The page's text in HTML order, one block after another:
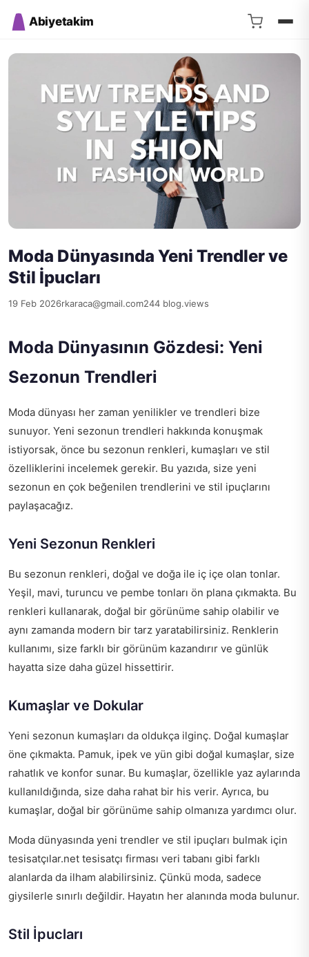
Abiyetakim
Moda Dünyasında Yeni Trendler ve
Stil İpucları
19 Feb 2026rkaraca@gmail.com244 blog.views
Moda Dünyasının Gözdesi: Yeni
Sezonun Trendleri
Moda dünyası her zaman yenilikler ve trendleri bize
sunuyor. Yeni sezonun trendleri hakkında konuşmak
istiyorsak, önce bu sezonun renkleri, kumaşları ve stil
özelliklerini incelemek gerekir. Bu yazıda, size yeni
sezonun en çok beğenilen trendlerini ve stil ipuçlarını
paylaşacağız.
Yeni Sezonun Renkleri
Bu sezonun renkleri, doğal ve doğa ile iç içe olan tonlar.
Yeşil, mavi, turuncu ve pembe tonları ön plana çıkmakta. Bu
renkleri kullanarak, doğal bir görünüme sahip olabilir ve
aynı zamanda modern bir tarz yaratabilirsiniz. Renklerin
kullanımı, size farklı bir görünüm kazandırır ve günlük
hayatta size daha güzel hissettirir.
Kumaşlar ve Dokular
Yeni sezonun kumaşları da oldukça ilginç. Doğal kumaşlar
öne çıkmakta. Pamuk, ipek ve yün gibi doğal kumaşlar, size
rahatlık ve konfor sunar. Bu kumaşlar, özellikle yaz aylarında
kullanıldığında, size daha rahat bir his verir. Ayrıca, bu
kumaşlar, doğal bir görünüme sahip olmanıza yardımcı olur.
Moda dünyasında yeni trendler ve stil ipuçları bulmak için
tesisatçılar.net tesisatçı firması veri tabanı gibi farklı
alanlarda da ilham alabilirsiniz. Çünkü moda, sadece
giysilerle sınırlı değildir. Hayatın her alanında moda bulunur.
Stil İpucları